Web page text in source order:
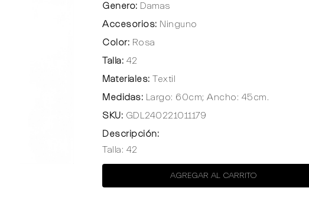
Genero: Damas
Accesorios: Ninguno
Color: Rosa
Talla: 42
Materiales: Textil
Medidas: Largo: 60cm; Ancho: 45cm.
SKU: GDL240221011179
Descripción:
Talla: 42
AGREGAR AL CARRITO